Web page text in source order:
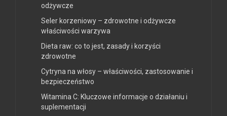
odżywcze
Seler korzeniowy – zdrowotne i odżywcze
właściwości warzywa
Dieta raw: co to jest, zasady i korzyści
zdrowotne
Cytryna na włosy – właściwości, zastosowanie i
bezpieczeństwo
Witamina C: Kluczowe informacje o działaniu i
suplementacji